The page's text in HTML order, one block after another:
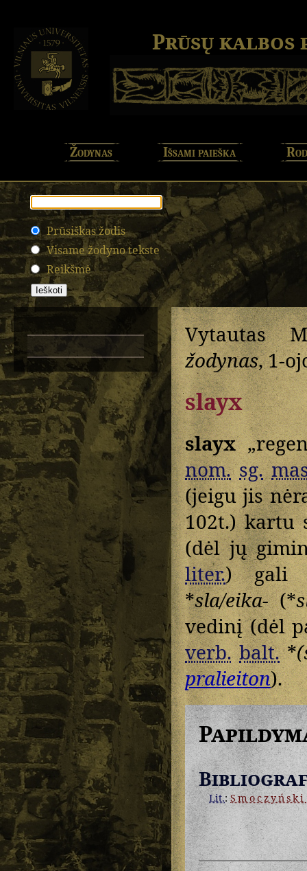
Prūsų kalbos
Žodynas Išsami paieška
Prūsiškas žodis
Visame žodyno tekste
Reikšmė
Vytautas
žodynas, 1-
slayx
slayx
nom. sg.
(jeigu jis
102t.) kartu
(dėl jų
liter.) gali
*sla/eika-(*
vedinį (dėl
verb. balt.*
pralieiton).
Lit.:Smoczyński